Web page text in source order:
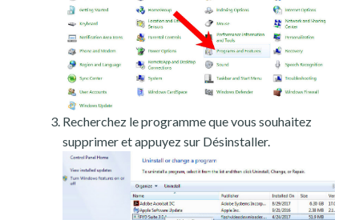
Recherchez le programme que vous souhaitez
supprimer et appuyez sur Désinstaller.